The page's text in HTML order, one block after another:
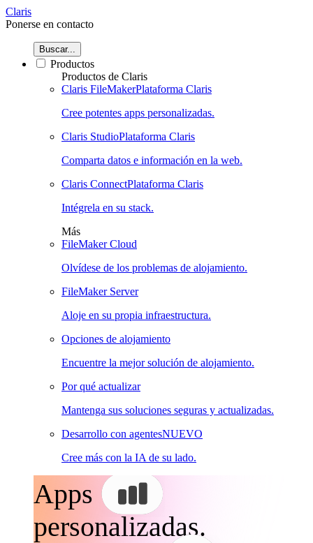
Claris
Ponerse en contacto
Buscar...
Productos
Productos de Claris
Claris FileMakerPlataforma Claris
Cree potentes apps personalizadas.
Claris StudioPlataforma Claris
Comparta datos e información en la web.
Claris ConnectPlataforma Claris
Intégrela en su stack.
Más
FileMaker Cloud
Olvídese de los problemas de alojamiento.
FileMaker Server
Aloje en su propia infraestructura.
Opciones de alojamiento
Encuentre la mejor solución de alojamiento.
Por qué actualizar
Mantenga sus soluciones seguras y actualizadas.
Desarrollo con agentesNUEVO
Cree más con la IA de su lado.
Apps
personalizadas.